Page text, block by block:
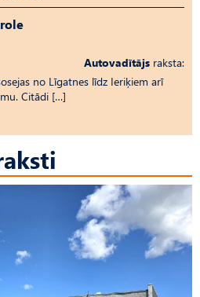
Autovadītājs raksta:
no Līgatnes līdz Ieriķiem arī
Citādi […]